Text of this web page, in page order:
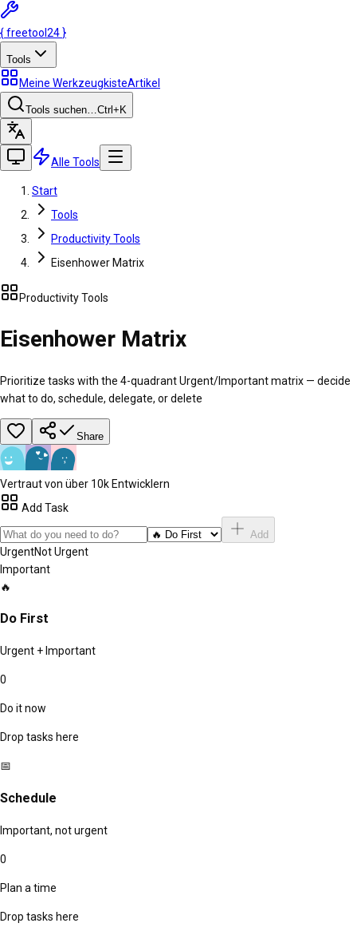
{freetool 24 }
Tools
Meine WerkzeugkisteArtikel
Tools suchen…Ctrl +K
Alle Tools
Start
Tools
Productivity Tools
Eisenhower Matrix
Productivity Tools
Eisenhower Matrix
Prioritize tasks with the 4-quadrant Urgent/Important matrix — decide
what to do, schedule, delegate, or delete
Share
Vertraut von über 10k Entwicklern
Add Task
Add
UrgentNot Urgent
Important
🔥
Do First
Urgent + Important
0
Do it now
Drop tasks here
📅
Schedule
Important, not urgent
0
Plan a time
Drop tasks here